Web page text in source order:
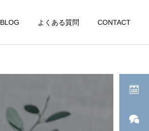
BLOG よくある質問 CONTACT